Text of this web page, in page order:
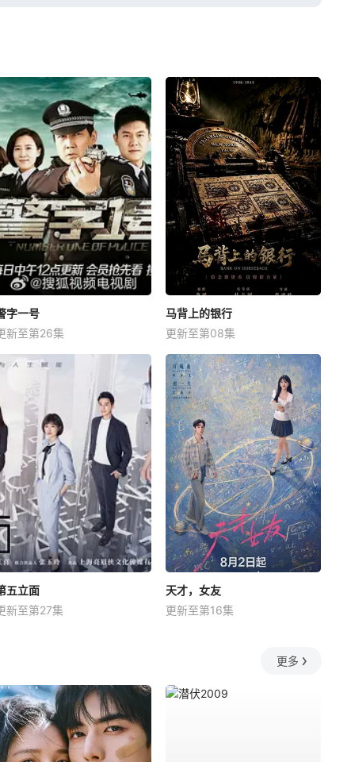
字一号
新至第26集
马背上的银行
更新至第08集
五立面
新至第27集
天才，女友
更新至第16集
更多